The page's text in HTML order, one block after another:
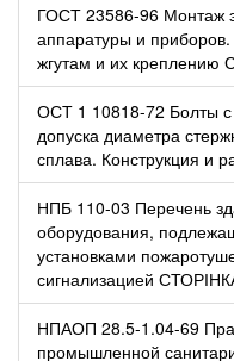
ГОСТ 23586-96 Монтаж
аппаратуры и
жгутам и их креплению
ОСТ 1 10818-72 Болты с
допуска диаметра
сплава. Конструкция и
НПБ 110-03 Перечень
оборудования,
установками
сигнализацией
НПАОП 28.5-1.04-69
промышленной